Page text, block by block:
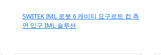
SWITEK IML 로봇 6 캐비티 요구르트 컵 측
면 입구 IML 솔루션